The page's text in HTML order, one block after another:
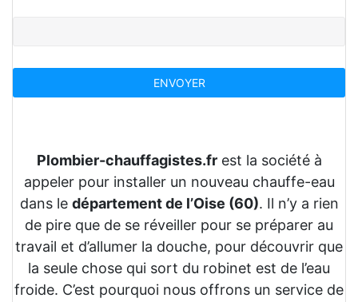
Plombier-chauffagistes.frest la société à
appeler pour installer un nouveau chauffe-eau
dans le département de l’Oise (60). Il n’y a rien
de pire que de se réveiller pour se préparer au
travail et d’allumer la douche, pour découvrir que
la seule chose qui sort du robinet est de l’eau
froide. C’est pourquoi nous offrons un service de